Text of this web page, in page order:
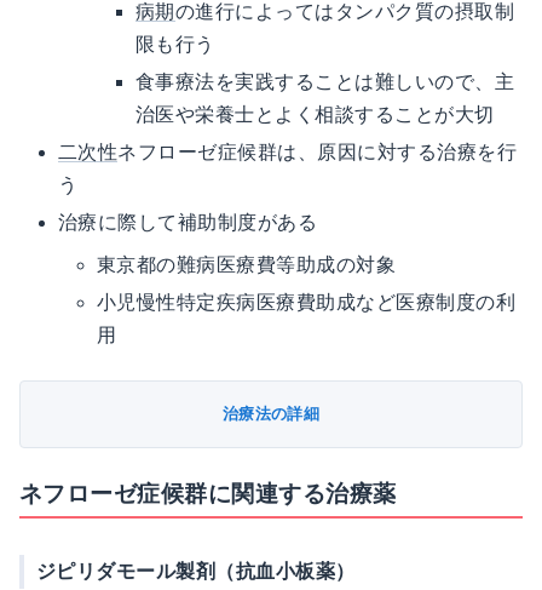
病期の進行によってはタンパク質の摂取制
限も行う
食事療法を実践することは難しいので、主
治医や栄養士とよく相談することが大切
二次性ネフローゼ症候群は、原因に対する治療を行
う
治療に際して補助制度がある
東京都の難病医療費等助成の対象
小児慢性特定疾病医療費助成など医療制度の利
用
治療法の詳細
ネフローゼ症候群に関連する治療薬
ジピリダモール製剤（抗血小板薬）